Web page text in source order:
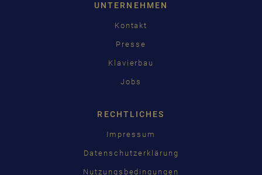
UNTERNEHMEN
Kontakt
Presse
Klavierbau
Jobs
RECHTLICHES
Impressum
Datenschutzerklärung
Nutzungsbedingungen